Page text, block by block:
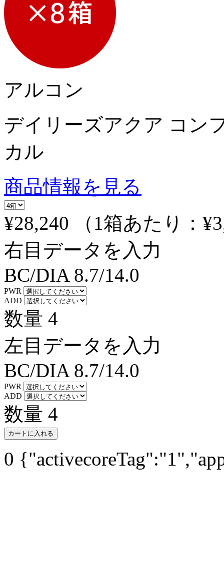
アルコン
デイリーズアクア コン
カル
商品情報を見る
¥28,240
（1箱あたり：
右目データを入力
BC/DIA 8.7/14.0
PWR
ADD
数量 4
左目データを入力
BC/DIA 8.7/14.0
PWR
ADD
数量 4
カートに入れる
0